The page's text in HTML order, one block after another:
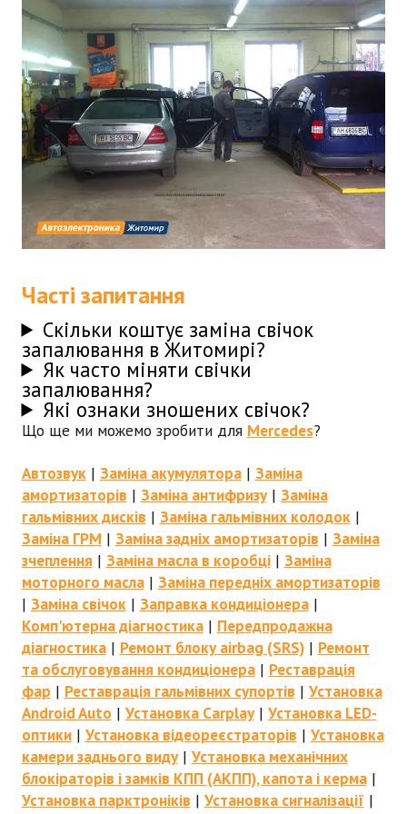
Часті запитання
Скільки коштує заміна свічок
запалювання в Житомирі?
Як часто міняти свічки
запалювання?
Які ознаки зношених свічок?
Що ще ми можемо зробити для Mercedes?
Автозвук| Заміна акумулятора| Заміна
амортизаторів | Заміна антифризу| Заміна
гальмівних дисків | Заміна гальмівних колодок|
Заміна ГРМ | Заміна задніх амортизаторів | Заміна
зчеплення | Заміна масла в коробці| Заміна
моторного масла| Заміна передніх амортизаторів
| Заміна свічок| Заправка кондиціонера|
Комп'ютерна діагностика| Передпродажна
діагностика| Ремонт блоку airbag (SRS)| Ремонт
та обслуговування кондиціонера| Реставрація
фар | Реставрація гальмівних супортів | Установка
Android Auto | Установка Carplay| Установка LED-
оптики| Установка відеореєстраторів | Установка
камери заднього виду| Установка механічних
блокіраторів і замків КПП (АКПП), капота і керма|
Установка парктроніків | Установка сигналізації |